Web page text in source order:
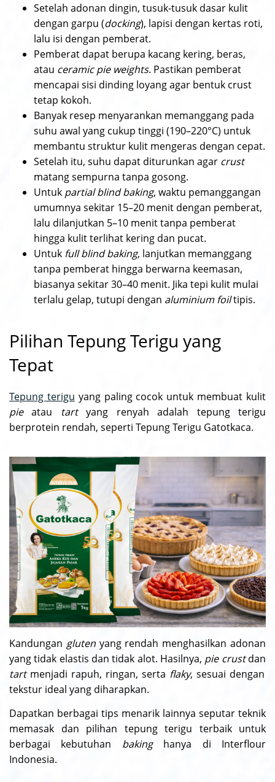
Setelah adonan dingin, tusuk-tusuk dasar kulit
dengan garpu (docking), lapisi dengan kertas roti,
lalu isi dengan pemberat.
Pemberat dapat berupa kacang kering, beras,
atau ceramic pie weights. Pastikan pemberat
mencapai sisi dinding loyang agar bentuk crust
tetap kokoh.
Banyak resep menyarankan memanggang pada
suhu awal yang cukup tinggi (190–220°C) untuk
membantu struktur kulit mengeras dengan cepat.
Setelah itu, suhu dapat diturunkan agar crust
matang sempurna tanpa gosong.
Untuk partial blind baking, waktu pemanggangan
umumnya sekitar 15–20 menit dengan pemberat,
lalu dilanjutkan 5–10 menit tanpa pemberat
hingga kulit terlihat kering dan pucat.
Untuk full blind baking, lanjutkan memanggang
tanpa pemberat hingga berwarna keemasan,
biasanya sekitar 30–40 menit. Jika tepi kulit mulai
terlalu gelap, tutupi dengan aluminium foiltipis.
Pilihan Tepung Terigu yang
Tepat
Tepung terigu yang paling cocok untuk membuat kulit
pieatau tartyang renyah adalah tepung terigu
berprotein rendah, seperti Tepung Terigu Gatotkaca.
Kandungan glutenyang rendah menghasilkan adonan
yang tidak elastis dan tidak alot. Hasilnya, pie crustdan
tartmenjadi rapuh, ringan, serta flaky, sesuai dengan
tekstur ideal yang diharapkan.
Dapatkan berbagai tips menarik lainnya seputar teknik
memasak dan pilihan tepung terigu terbaik untuk
berbagai kebutuhan bakinghanya di Interflour
Indonesia.